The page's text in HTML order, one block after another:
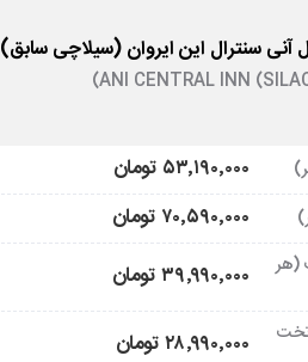
آنی سنترال این ایروان (سیلاچی سابق)
ANI CENTRAL INN
۵۳٬۱۹۰٬۰۰۰ تومان
۷۰٬۵۹۰٬۰۰۰ تومان
(هر
۳۹٬۹۹۰٬۰۰۰ تومان
۲۸٬۹۹۰٬۰۰۰ تومان